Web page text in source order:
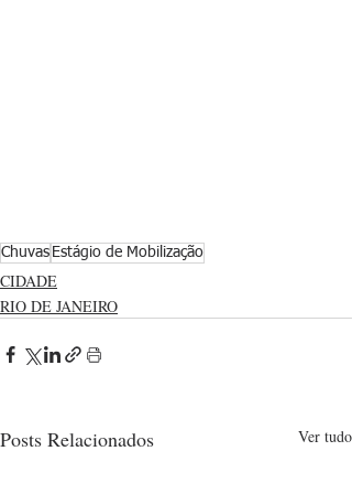
Chuvas Estágio de Mobilização
CIDADE
RIO DE JANEIRO
Posts Relacionados Ver tudo